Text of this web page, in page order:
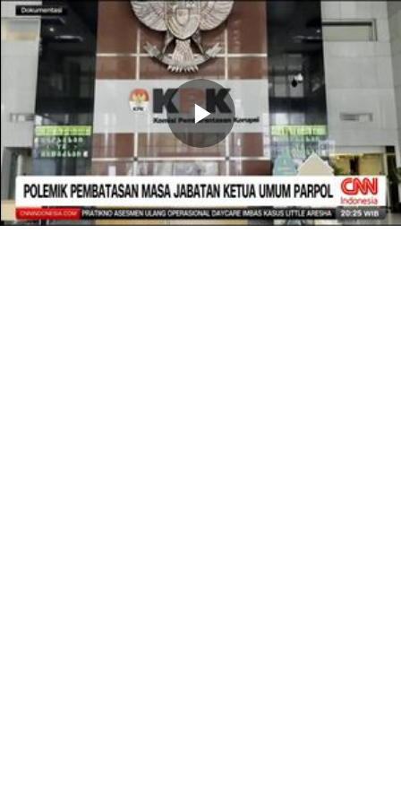
Memutarkan
Video